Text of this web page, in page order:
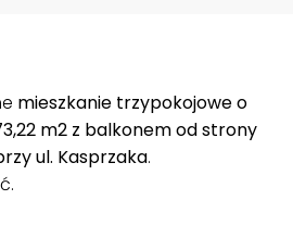
mieszkanie trzypokojowe o
m2 z balkonem od strony
ul. Kasprzaka.